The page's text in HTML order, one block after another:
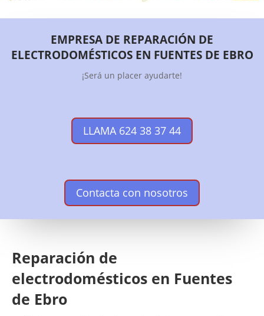
EMPRESA DE REPARACIÓN DE
ELECTRODOMÉSTICOS EN FUENTES DE EBRO
¡Será un placer ayudarte!
LLAMA 624 38 37 44
Contacta con nosotros
Reparación de
electrodomésticos en Fuentes
de Ebro